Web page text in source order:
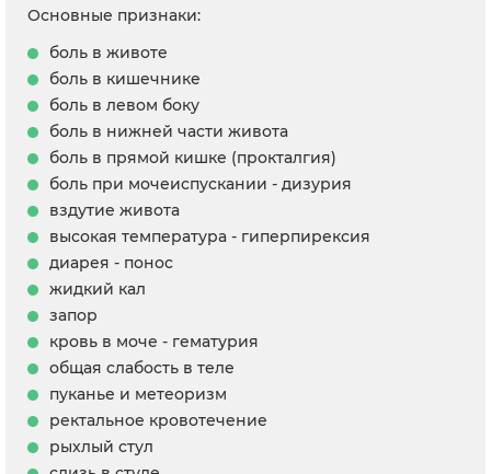
Основные признаки:
боль в животе
боль в кишечнике
боль в левом боку
боль в нижней части живота
боль в прямой кишке (прокталгия)
боль при мочеиспускании - дизурия
вздутие живота
высокая температура - гиперпирексия
диарея - понос
жидкий кал
запор
кровь в моче - гематурия
общая слабость в теле
пуканье и метеоризм
ректальное кровотечение
рыхлый стул